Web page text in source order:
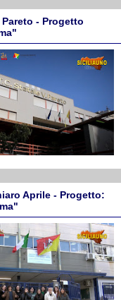
- Progetto
Aprile - Progetto: